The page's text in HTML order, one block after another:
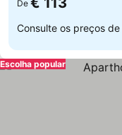
De
Consulte os preços de
Escolha popular